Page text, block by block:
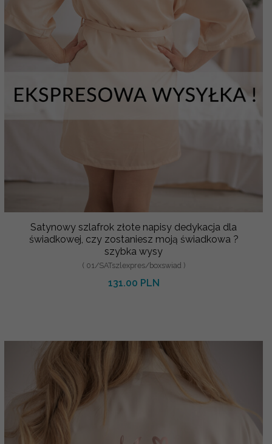
Satynowy szlafrok złote napisy dedykacja dla
świadkowej, czy zostaniesz moją świadkowa ?
szybka wysy
( 01/SATszlexpres/boxswiad )
131.00 PLN